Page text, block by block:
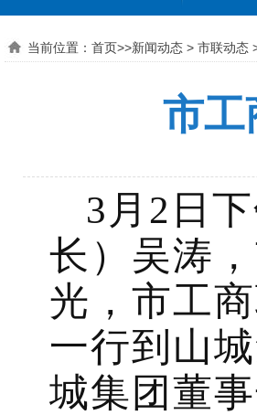
当前位置： 首页>>新闻动态 > 市联动态
市工
3 月 2 日
长）吴涛
光，市工
一行到山
城集团董